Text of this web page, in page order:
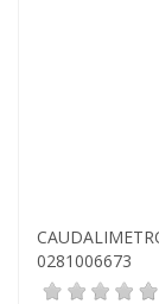
0281006673